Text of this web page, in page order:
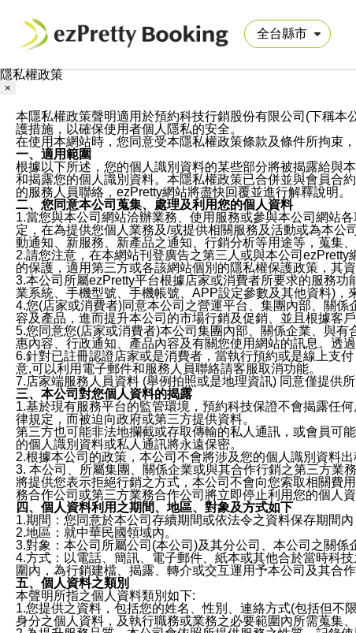
隱私權政策
×
本隱私權政策聲明適用於預約科技行銷股份有限公司(下稱本
護措施，以確保使用者個人隱私的安全。
在使用本網站時，您同意受本隱私權政策條款及條件所拘束
一、適用範圍
根據以下所述，您的個人識別資料的某些部分將被揭露給與
和揭露您的個人識別資料。本隱私權政策已合併並與會員合
的服務人員聯絡，ezPretty網站將盡快回覆並進行解釋說明。
二、您同意本公司蒐集、處理及利用您的個人資料
1.當您與本公司網站洽辦業務、使用服務或參與本公司網站
定，在為提供您個人業務及/或提供相關服務及活動或為本
動通知、新服務、新產品之通知、行銷分析等用途等，蒐集
2.請您注意，在本網站刊登廣告之第三人或與本公司
的保護，適用第三方或各該網站個別的隱私權保護政策，其
3.本公司所屬ezPretty平台根據店家或消費者所要求的服務
業系統、手機型號、手機帳號、APP設定參數及其他資料)，
4.您(店家或消費者)同意本公司之營運平台、集團內部、關
容及產品，進而提升本公司的市場行銷及促銷、並且根據客
5.您同意您(店家或消費者)本公司集團內部、關係企業、與
惠內容、行政通知、產品內容及有關您使用網站的訊息。透
6.針對已註冊認證店家或是消費者，當執行預約或是線上支
意,可以利用電子郵件和服務人員聯絡請客服取消功能。
7.店家端服務人員資料 (舉例拍照或是地理資訊) 同意僅提供
三、本公司對您個人資料的揭露
1.基於現有服務平台的監管環境，預約科技保證不會揭露任
律規定，而被迫向政府或第三方提供資料。
第三方也可能非法地攔截或存取傳輸的私人通訊，或會員可
的個人識別資料或私人通訊將永遠保密。
2.根據本公司的政策，本公司不會將涉及您的個人識別資料出
3. 本公司、所屬集團、關係企業或與其合作行銷之第三方業
將提供您表示拒絕行銷之方式，本公司不會向您索取相關費
務合作公司或第三方業務合作公司將立即停止利用您的個人資
四、個人資料利用之期間、地區、對象及方式如下
1.期間：您同意於本公司存續期間或依法令之資料保存期間
2.地區：就中華民國領域內。
3.對象：本公司所屬公司(本公司)及其分公司、本公司之關係
4.方式：以電話、簡訊、電子郵件、紙本或其他合於當時科
圍內，為行銷建檔、揭露、轉介或交互運用予本公司及其合作
五、個人資料之類別
本聲明所指之個人資料類別如下:
1.您提供之資料，包括您的姓名、性別、連絡方式(包括但不
身分之個人資料，及執行職務或業務之必要範圍內所需蒐集